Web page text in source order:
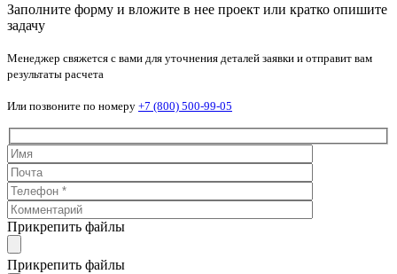
Заполните форму и вложите в нее проект или кратко опишите
задачу
Менеджер свяжется с вами для уточнения деталей заявки и отправит вам
результаты расчета
Или позвоните по номеру +7 (800) 500-99-05
Прикрепить файлы
Прикрепить файлы